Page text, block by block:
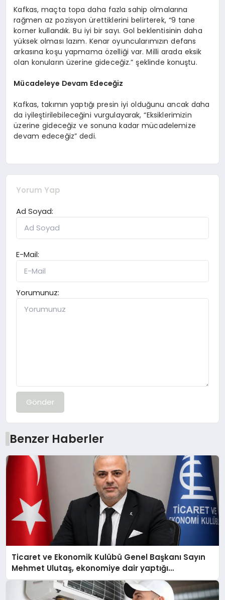
Kafkas, maçta topa daha fazla sahip olmalarına
rağmen az pozisyon ürettiklerini belirterek, “9 tane
korner kullandık. Bu iyi bir sayı. Gol beklentisinin daha
yüksek olması lazım. Kenar oyuncularımızın defans
arkasına koşu yapmama özelliği var. Milli arada eksik
olan konuların üzerine gideceğiz.” şeklinde konuştu.
Mücadeleye Devam Edeceğiz
Kafkas, takımın yaptığı presin iyi olduğunu ancak daha
da iyileştirilebileceğini vurgulayarak, “Eksiklerimizin
üzerine gideceğiz ve sonuna kadar mücadelemize
devam edeceğiz” dedi.
Yorum Yap
Ad Soyad:
E-Mail:
Yorumunuz:
Gönder
Benzer Haberler
Ticaret ve Ekonomik Kulübü Genel Başkanı Sayın
Mehmet Ulutaş, ekonomiye dair yaptığı
açıklamada şunları kaydetti: